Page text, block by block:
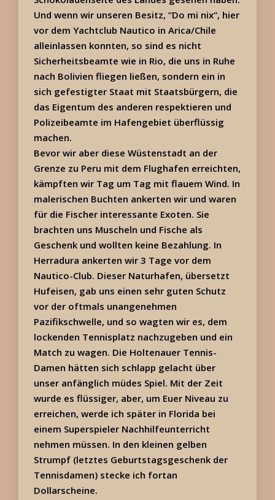
Und wenn wir unseren Besitz, “Do mi nix“, hier
vor dem Yachtclub Nautico in Arica/Chile
alleinlassen konnten, so sind es nicht
Sicherheitsbeamte wie in Rio, die uns in Ruhe
nach Bolivien fliegen ließen, sondern ein in
sich gefestigter Staat mit Staatsbürgern, die
das Eigentum des anderen respektieren und
Polizeibeamte im Hafengebiet überflüssig
machen.
Bevor wir aber diese Wüstenstadt an der
Grenze zu Peru mit dem Flughafen erreichten,
kämpften wir Tag um Tag mit flauem Wind. In
malerischen Buchten ankerten wir und waren
für die Fischer interessante Exoten. Sie
brachten uns Muscheln und Fische als
Geschenk und wollten keine Bezahlung. In
Herradura ankerten wir 3 Tage vor dem
Nautico-Club. Dieser Naturhafen, übersetzt
Hufeisen, gab uns einen sehr guten Schutz
vor der oftmals unangenehmen
Pazifikschwelle, und so wagten wir es, dem
lockenden Tennisplatz nachzugeben und ein
Match zu wagen. Die Holtenauer Tennis-
Damen hätten sich schlapp gelacht über
unser anfänglich müdes Spiel. Mit der Zeit
wurde es flüssiger, aber, um Euer Niveau zu
erreichen, werde ich später in Florida bei
einem Superspieler Nachhilfeunterricht
nehmen müssen. In den kleinen gelben
Strumpf (letztes Geburtstagsgeschenk der
Tennisdamen) stecke ich fortan
Dollarscheine.